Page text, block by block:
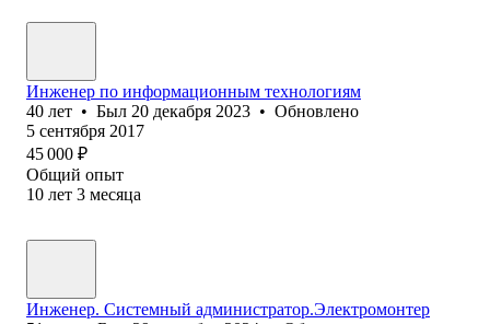
Инженер по информационным технологиям
40 лет • Был 20 декабря 2023 • Обновлено
5 сентября 2017
45 000 ₽
Общий опыт
10 лет 3 месяца
Инженер. Системный администратор.Электромонтер